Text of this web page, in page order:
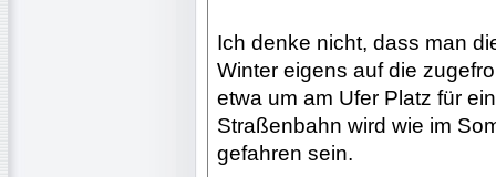
Ich denke nicht, dass man
Winter eigens auf die
etwa um am Ufer Platz für
Straßenbahn wird wie im
gefahren sein.